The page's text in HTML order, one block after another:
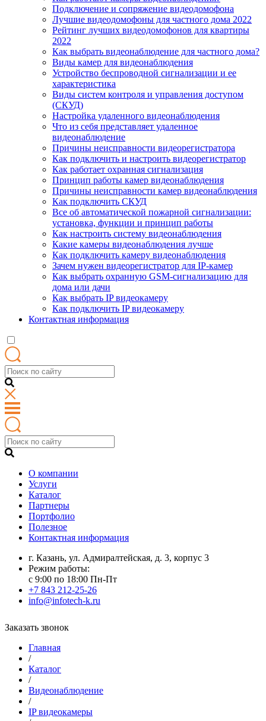
Подключение и сопряжение видеодомофона
Лучшие видеодомофоны для частного дома 2022
Рейтинг лучших видеодомофонов для квартиры
2022
Как выбрать видеонаблюдение для частного дома?
Виды камер для видеонаблюдения
Устройство беспроводной сигнализации и ее
характеристика
Виды систем контроля и управления доступом
(СКУД)
Настройка удаленного видеонаблюдения
Что из себя представляет удаленное
видеонаблюдение
Причины неисправности видеорегистратора
Как подключить и настроить видеорегистратор
Как работает охранная сигнализация
Принцип работы камер видеонаблюдения
Причины неисправности камер видеонаблюдения
Как подключить СКУД
Все об автоматической пожарной сигнализации:
установка, функции и принцип работы
Как настроить систему видеонаблюдения
Какие камеры видеонаблюдения лучше
Как подключить камеру видеонаблюдения
Зачем нужен видеорегистратор для IP-камер
Как выбрать охранную GSM-сигнализацию для
дома или дачи
Как выбрать IP видеокамеру
Как подключить IP видеокамеру
Контактная информация
О компании
Услуги
Каталог
Партнеры
Портфолио
Полезное
Контактная информация
г. Казань, ул. Адмиралтейская, д. 3, корпус 3
Режим работы:
с 9:00 по 18:00 Пн-Пт
+7 843 212-25-26
info@infotech-k.ru
Заказать звонок
Главная
/
Каталог
/
Видеонаблюдение
/
IP видеокамеры